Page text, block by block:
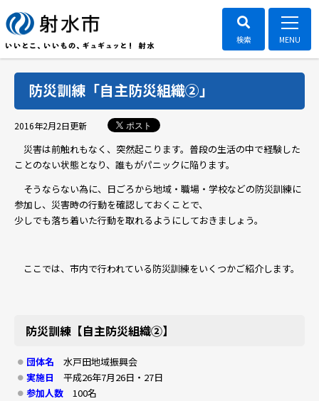
防災訓練「自主防災組織②」
2016年2月2日更新 ポスト
災害は前触れもなく、突然起こります。普段の生活の中で経験した
ことのない状態となり、誰もがパニックに陥ります。
そうならない為に、日ごろから地域・職場・学校などの防災訓練に
参加し、災害時の行動を確認しておくことで、
少しでも落ち着いた行動を取れるようにしておきましょう。
ここでは、市内で行われている防災訓練をいくつかご紹介します。
防災訓練【自主防災組織②】
団体名 水戸田地域振興会
実施日
平成26年7月26日・27日
参加人数 100名